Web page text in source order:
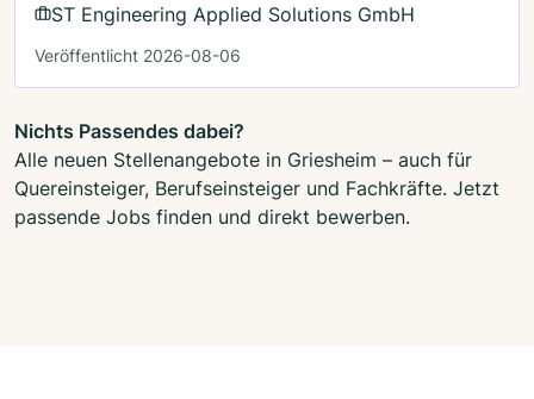
ST Engineering Applied Solutions GmbH
Veröffentlicht 2026-08-06
Nichts Passendes dabei?
Alle neuen Stellenangebote in Griesheim – auch für
Quereinsteiger, Berufseinsteiger und Fachkräfte. Jetzt
passende Jobs finden und direkt bewerben.